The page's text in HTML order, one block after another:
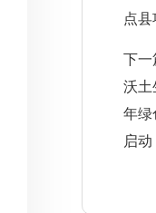
点
下一
沃土
年绿
启动